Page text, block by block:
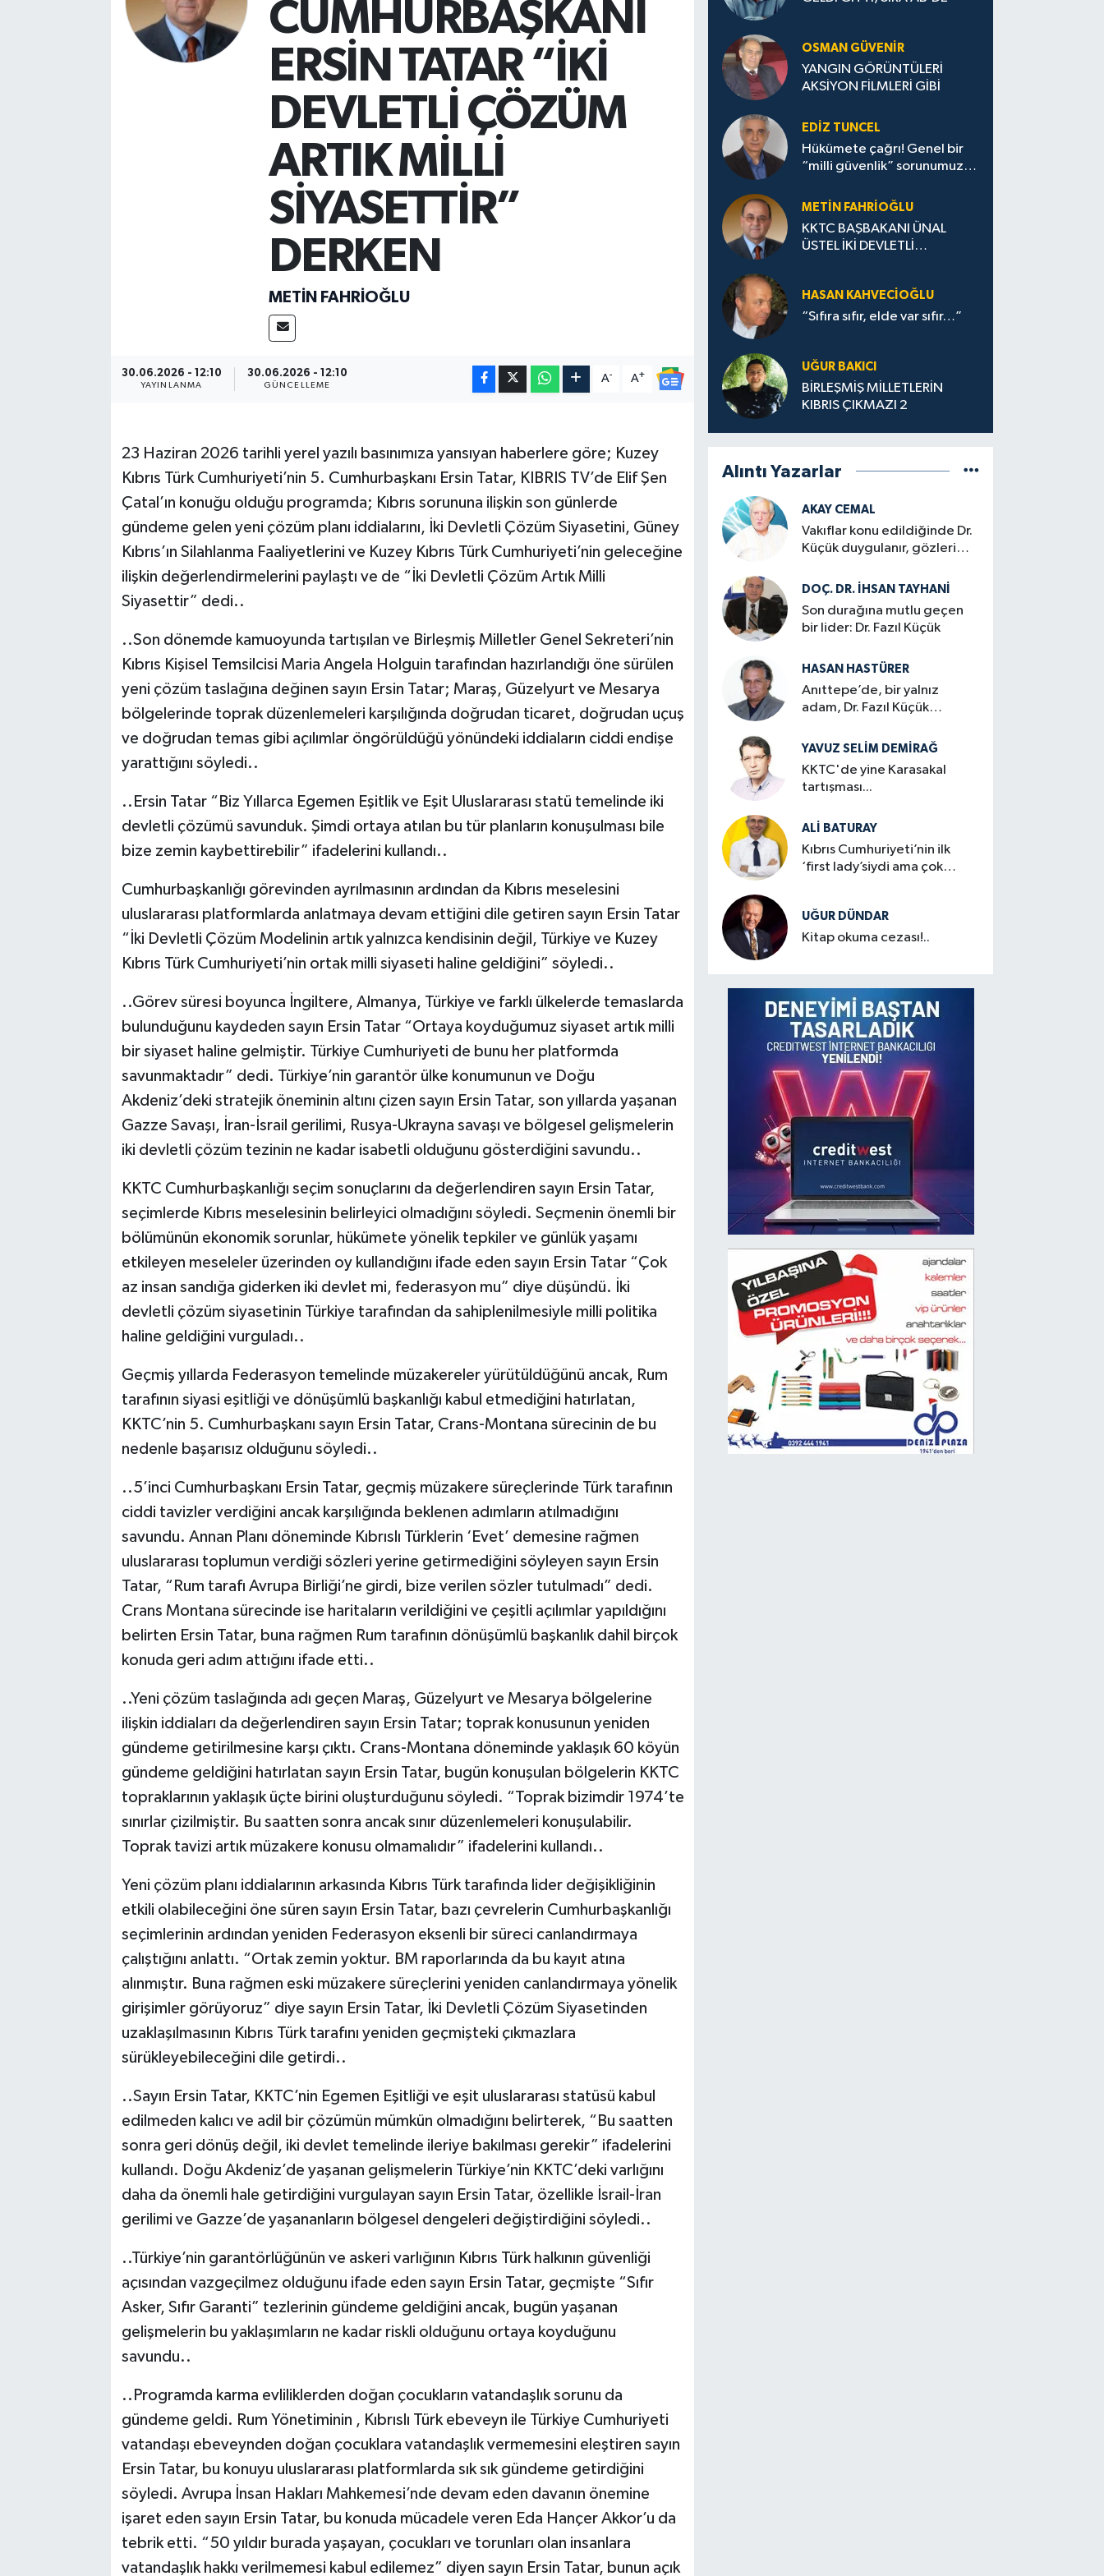
CUMHURBAŞKANI
ERSİN TATAR “İKİ
DEVLETLİ ÇÖZÜM
ARTIK MİLLİ
SİYASETTİR”
DERKEN
METIN FAHRİOĞLU
30.06.2026 - 12:10
YAYINLANMA
30.06.2026 - 12:10
GÜNCELLEME
A- A+
23 Haziran 2026 tarihli yerel yazılı basınımıza yansıyan haberlere göre; Kuzey
Kıbrıs Türk Cumhuriyeti’nin 5. Cumhurbaşkanı Ersin Tatar, KIBRIS TV’de Elif Şen
Çatal’ın konuğu olduğu programda; Kıbrıs sorununa ilişkin son günlerde
gündeme gelen yeni çözüm planı iddialarını, İki Devletli Çözüm Siyasetini, Güney
Kıbrıs’ın Silahlanma Faaliyetlerini ve Kuzey Kıbrıs Türk Cumhuriyeti’nin geleceğine
ilişkin değerlendirmelerini paylaştı ve de “İki Devletli Çözüm Artık Milli
Siyasettir” dedi..
..Son dönemde kamuoyunda tartışılan ve Birleşmiş Milletler Genel Sekreteri’nin
Kıbrıs Kişisel Temsilcisi Maria Angela Holguin tarafından hazırlandığı öne sürülen
yeni çözüm taslağına değinen sayın Ersin Tatar; Maraş, Güzelyurt ve Mesarya
bölgelerinde toprak düzenlemeleri karşılığında doğrudan ticaret, doğrudan uçuş
ve doğrudan temas gibi açılımlar öngörüldüğü yönündeki iddiaların ciddi endişe
yarattığını söyledi..
..Ersin Tatar “Biz Yıllarca Egemen Eşitlik ve Eşit Uluslararası statü temelinde iki
devletli çözümü savunduk. Şimdi ortaya atılan bu tür planların konuşulması bile
bize zemin kaybettirebilir” ifadelerini kullandı..
Cumhurbaşkanlığı görevinden ayrılmasının ardından da Kıbrıs meselesini
uluslararası platformlarda anlatmaya devam ettiğini dile getiren sayın Ersin Tatar
“İki Devletli Çözüm Modelinin artık yalnızca kendisinin değil, Türkiye ve Kuzey
Kıbrıs Türk Cumhuriyeti’nin ortak milli siyaseti haline geldiğini” söyledi..
..Görev süresi boyunca İngiltere, Almanya, Türkiye ve farklı ülkelerde temaslarda
bulunduğunu kaydeden sayın Ersin Tatar “Ortaya koyduğumuz siyaset artık milli
bir siyaset haline gelmiştir. Türkiye Cumhuriyeti de bunu her platformda
savunmaktadır” dedi. Türkiye’nin garantör ülke konumunun ve Doğu
Akdeniz’deki stratejik öneminin altını çizen sayın Ersin Tatar, son yıllarda yaşanan
Gazze Savaşı, İran-İsrail gerilimi, Rusya-Ukrayna savaşı ve bölgesel gelişmelerin
iki devletli çözüm tezinin ne kadar isabetli olduğunu gösterdiğini savundu..
KKTC Cumhurbaşkanlığı seçim sonuçlarını da değerlendiren sayın Ersin Tatar,
seçimlerde Kıbrıs meselesinin belirleyici olmadığını söyledi. Seçmenin önemli bir
bölümünün ekonomik sorunlar, hükümete yönelik tepkiler ve günlük yaşamı
etkileyen meseleler üzerinden oy kullandığını ifade eden sayın Ersin Tatar “Çok
az insan sandığa giderken iki devlet mi, federasyon mu” diye düşündü. İki
devletli çözüm siyasetinin Türkiye tarafından da sahiplenilmesiyle milli politika
haline geldiğini vurguladı..
Geçmiş yıllarda Federasyon temelinde müzakereler yürütüldüğünü ancak, Rum
tarafının siyasi eşitliği ve dönüşümlü başkanlığı kabul etmediğini hatırlatan,
KKTC’nin 5. Cumhurbaşkanı sayın Ersin Tatar, Crans-Montana sürecinin de bu
nedenle başarısız olduğunu söyledi..
..5’inci Cumhurbaşkanı Ersin Tatar, geçmiş müzakere süreçlerinde Türk tarafının
ciddi tavizler verdiğini ancak karşılığında beklenen adımların atılmadığını
savundu. Annan Planı döneminde Kıbrıslı Türklerin ‘Evet’ demesine rağmen
uluslararası toplumun verdiği sözleri yerine getirmediğini söyleyen sayın Ersin
Tatar, “Rum tarafı Avrupa Birliği’ne girdi, bize verilen sözler tutulmadı” dedi.
Crans Montana sürecinde ise haritaların verildiğini ve çeşitli açılımlar yapıldığını
belirten Ersin Tatar, buna rağmen Rum tarafının dönüşümlü başkanlık dahil birçok
konuda geri adım attığını ifade etti..
..Yeni çözüm taslağında adı geçen Maraş, Güzelyurt ve Mesarya bölgelerine
ilişkin iddiaları da değerlendiren sayın Ersin Tatar; toprak konusunun yeniden
gündeme getirilmesine karşı çıktı. Crans-Montana döneminde yaklaşık 60 köyün
gündeme geldiğini hatırlatan sayın Ersin Tatar, bugün konuşulan bölgelerin KKTC
topraklarının yaklaşık üçte birini oluşturduğunu söyledi. “Toprak bizimdir 1974’te
sınırlar çizilmiştir. Bu saatten sonra ancak sınır düzenlemeleri konuşulabilir.
Toprak tavizi artık müzakere konusu olmamalıdır” ifadelerini kullandı..
Yeni çözüm planı iddialarının arkasında Kıbrıs Türk tarafında lider değişikliğinin
etkili olabileceğini öne süren sayın Ersin Tatar, bazı çevrelerin Cumhurbaşkanlığı
seçimlerinin ardından yeniden Federasyon eksenli bir süreci canlandırmaya
çalıştığını anlattı. “Ortak zemin yoktur. BM raporlarında da bu kayıt atına
alınmıştır. Buna rağmen eski müzakere süreçlerini yeniden canlandırmaya yönelik
girişimler görüyoruz” diye sayın Ersin Tatar, İki Devletli Çözüm Siyasetinden
uzaklaşılmasının Kıbrıs Türk tarafını yeniden geçmişteki çıkmazlara
sürükleyebileceğini dile getirdi..
..Sayın Ersin Tatar, KKTC’nin Egemen Eşitliği ve eşit uluslararası statüsü kabul
edilmeden kalıcı ve adil bir çözümün mümkün olmadığını belirterek, “Bu saatten
sonra geri dönüş değil, iki devlet temelinde ileriye bakılması gerekir” ifadelerini
kullandı. Doğu Akdeniz’de yaşanan gelişmelerin Türkiye’nin KKTC’deki varlığını
daha da önemli hale getirdiğini vurgulayan sayın Ersin Tatar, özellikle İsrail-İran
gerilimi ve Gazze’de yaşananların bölgesel dengeleri değiştirdiğini söyledi..
..Türkiye’nin garantörlüğünün ve askeri varlığının Kıbrıs Türk halkının güvenliği
açısından vazgeçilmez olduğunu ifade eden sayın Ersin Tatar, geçmişte “Sıfır
Asker, Sıfır Garanti” tezlerinin gündeme geldiğini ancak, bugün yaşanan
gelişmelerin bu yaklaşımların ne kadar riskli olduğunu ortaya koyduğunu
savundu..
..Programda karma evliliklerden doğan çocukların vatandaşlık sorunu da
gündeme geldi. Rum Yönetiminin , Kıbrıslı Türk ebeveyn ile Türkiye Cumhuriyeti
vatandaşı ebeveynden doğan çocuklara vatandaşlık vermemesini eleştiren sayın
Ersin Tatar, bu konuyu uluslararası platformlarda sık sık gündeme getirdiğini
söyledi. Avrupa İnsan Hakları Mahkemesi’nde devam eden davanın önemine
işaret eden sayın Ersin Tatar, bu konuda mücadele veren Eda Hançer Akkor’u da
tebrik etti. “50 yıldır burada yaşayan, çocukları ve torunları olan insanlara
vatandaşlık hakkı verilmemesi kabul edilemez” diyen sayın Ersin Tatar, bunun açık
OSMAN GÜVENİR
YANGIN GÖRÜNTÜLERİ
AKSİYON FİLMLERİ GİBİ
EDIZ TUNCEL
Hükümete çağrı! Genel bir
“milli güvenlik” sorunumuz
METIN FAHRİOĞLU
KKTC BAŞBAKANI ÜNAL
ÜSTEL İKİ DEVLETLİ
HASAN KAHVECİOĞLU
“Sıfıra sıfır, elde var sıfır…”
UĞUR BAKICI
BİRLEŞMİŞ MİLLETLERİN
KIBRIS ÇIKMAZI 2
Alıntı Yazarlar
AKAY CEMAL
Vakıflar konu edildiğinde Dr.
Küçük duygulanır, gözleri
DOÇ. DR. İHSAN TAYHANI
Son durağına mutlu geçen
bir lider: Dr. Fazıl Küçük
HASAN HASTÜRER
Anıttepe’de, bir yalnız
adam, Dr. Fazıl Küçük…
YAVUZ SELIM DEMIRAĞ
KKTC'de yine Karasakal
tartışması...
ALI BATURAY
Kıbrıs Cumhuriyeti’nin ilk
‘first lady’siydi ama çok
UĞUR DÜNDAR
Kitap okuma cezası!..